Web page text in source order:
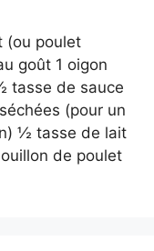
(ou poulet
goût 1 oigon
tasse de sauce
(pour un
½ tasse de lait
de poulet